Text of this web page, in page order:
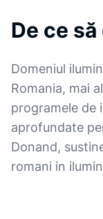
De ce
Domeniul
Romania, mai
programele de
aprofundate
Donand,
romani in